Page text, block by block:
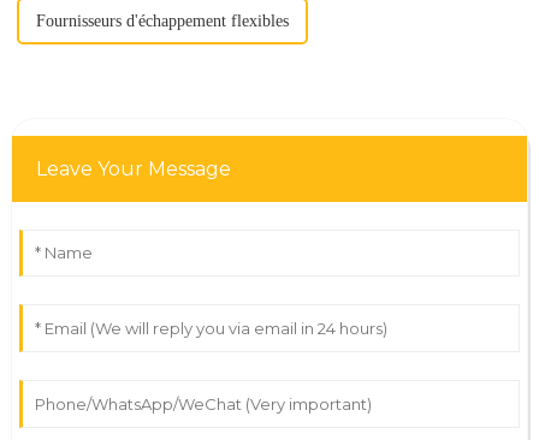
Fournisseurs d'échappement flexibles
Leave Your Message